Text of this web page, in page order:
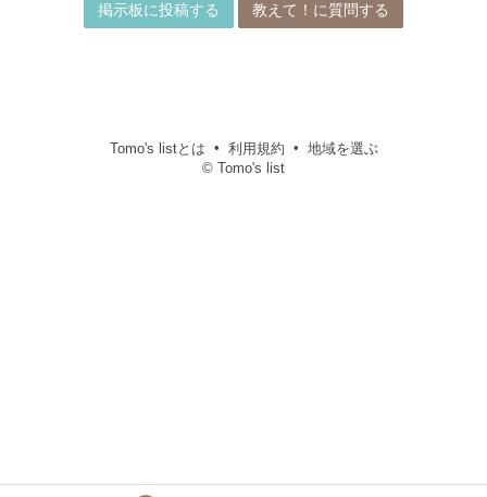
掲示板に投稿する 教えて！に質問する
Tomo's listとは 利用規約
地域を選ぶ
© Tomo's list